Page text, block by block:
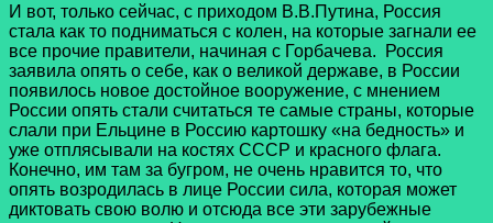
И вот, только сейчас, с приходом В.В.Путина, Россия
стала как то подниматься с колен, на которые загнали ее
все прочие правители, начиная с Горбачева. Россия
заявила опять о себе, как о великой державе, в России
появилось новое достойное вооружение, с мнением
России опять стали считаться те самые страны, которые
слали при Ельцине в Россию картошку «на бедность» и
уже отплясывали на костях СССР и красного флага.
Конечно, им там за бугром, не очень нравится то, что
опять возродилась в лице России сила, которая может
диктовать свою волю и отсюда все эти зарубежные